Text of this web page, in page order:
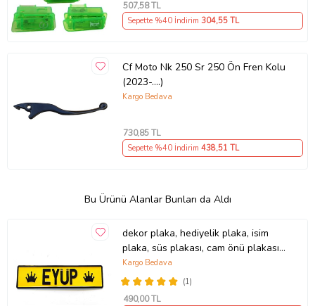
507,58 TL
Sepette %40 İndirim 304,55 TL
Cf Moto Nk 250 Sr 250 Ön Fren Kolu
(2023-....)
Kargo Bedava
730,85 TL
Sepette %40 İndirim 438,51 TL
Bu Ürünü Alanlar Bunları da Aldı
dekor plaka, hediyelik plaka, isim
plaka, süs plakası, cam önü plakası,
tırcı plakası (Sarı-Siyah)
(1)
Kargo Bedava
490,00 TL